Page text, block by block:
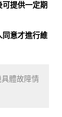
提供一定期
同意才進行維
體故障情